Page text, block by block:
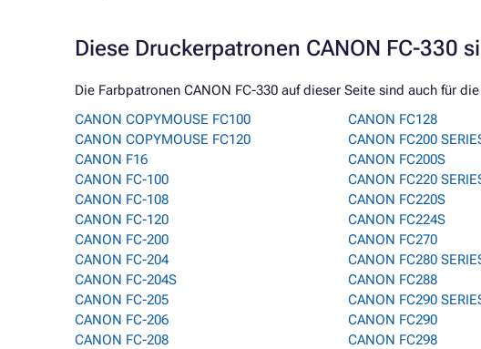
Diese Druckerpatronen CANON FC-330
Die Farbpatronen CANON FC-330 auf dieser Seite sind auch für
CANON COPYMOUSE FC100
CANON COPYMOUSE FC120
CANON F16
CANON FC-100
CANON FC-108
CANON FC-120
CANON FC-200
CANON FC-204
CANON FC-204S
CANON FC-205
CANON FC-206
CANON FC-208
CANON FC128
CANON FC200
CANON FC200S
CANON FC220
CANON FC220S
CANON FC224S
CANON FC270
CANON FC280
CANON FC288
CANON FC290
CANON FC290
CANON FC298